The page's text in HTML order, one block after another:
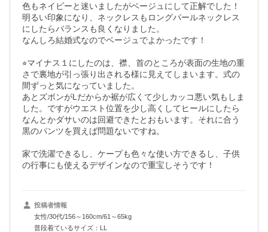
色もネイビーと迷いましたがベージュにして正解でした！
明るい印象になり、ネックレスもロングパールネックレス
にしたらバランスも良くなりました。
なんしろ結婚式なのでベージュでよかったです！
⭐︎マイナス１にしたのは、襟、首のところが表面の生地の重
さで裏地が引っ張り出される様に見えてしまいます。式の
間ずっと気になっていました。
あとズボンがLだからか裾が広くて少しカッコ悪い気もしま
した。ですがウエスト位置を少し高くしてヒールにしたら
なんとかダサいのは回避できたとおもいます。それに合う
黒のパンツを買えば問題ないですね。
家で洗濯できるし、ケープも色々な使い方できるし、子供
の行事にも使えるデザインなので重宝しそうです！
投稿者情報
女性/30代/156～160cm/61～65kg
普段着ているサイズ：LL